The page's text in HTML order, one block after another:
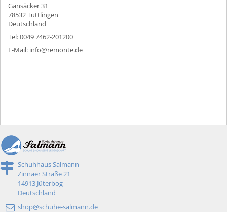
Gänsäcker 31
78532 Tuttlingen
Deutschland
Tel: 0049 7462-201200
E-Mail: info@remonte.de
Schuhhaus Salmann
Zinnaer Straße 21
14913 Jüterbog
Deutschland
shop@schuhe-salmann.de